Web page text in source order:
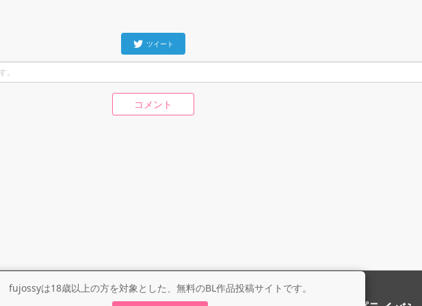
fujossyは18歳以上の方を対象とした、無料のBL作品投稿サイトです。
ツイート
コメント